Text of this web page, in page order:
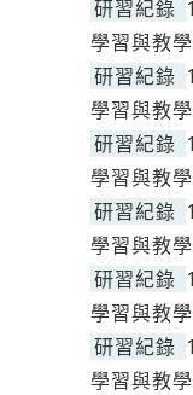
研習紀錄
學習與教
研習紀錄
學習與教
研習紀錄
學習與教
研習紀錄
學習與教
研習紀錄
學習與教
研習紀錄
學習與教